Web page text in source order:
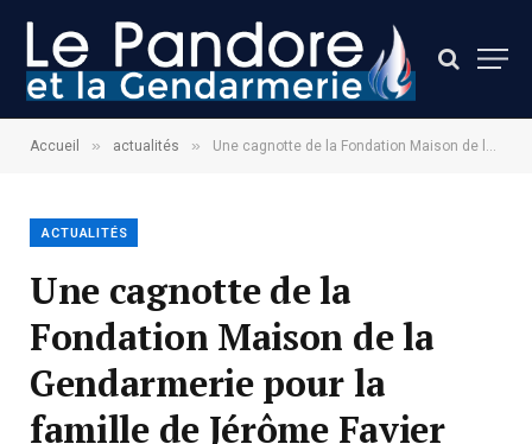
Accueil » actualités » Une cagnotte de la Fondation Maison de la Gendarmerie pour la famille de Jérôme Favier
ACTUALITÉS
Une cagnotte de la
Fondation Maison de la
Gendarmerie pour la
famille de Jérôme Favier